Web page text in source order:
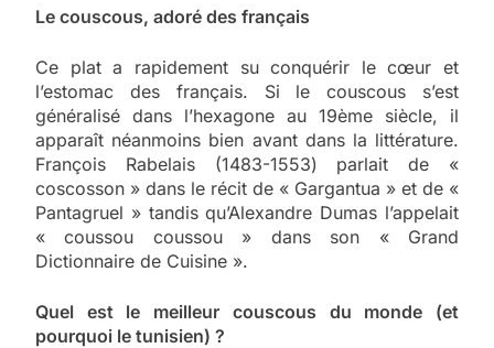
Le couscous, adoré des français
Ce plat a rapidement su conquérir le cœur et
l’estomac des français. Si le couscous s’est
généralisé dans l’hexagone au 19ème siècle, il
apparaît néanmoins bien avant dans la littérature.
François Rabelais (1483-1553) parlait de «
coscosson » dans le récit de « Gargantua » et de «
Pantagruel » tandis qu’Alexandre Dumas l’appelait
« coussou coussou » dans son « Grand
Dictionnaire de Cuisine ».
Quel est le meilleur couscous du monde (et
pourquoi le tunisien) ?